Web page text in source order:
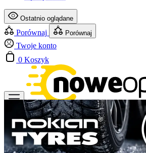
Ostatnio oglądane
Porównaj Porównaj
Twoje konto
0 Koszyk